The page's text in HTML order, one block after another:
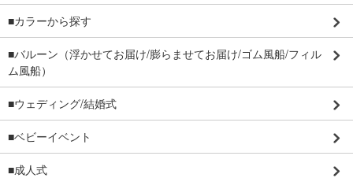
■カラーから探す
■バルーン（浮かせてお届け/膨らませてお届け/ゴム風船/フィル
ム風船）
■ウェディング/結婚式
■ベビーイベント
■成人式